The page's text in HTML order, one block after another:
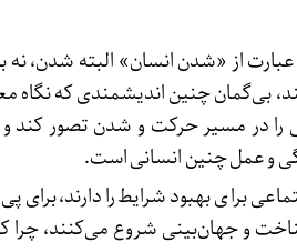
عبارت از «شدن انسان» البته شدن، نه
بی‌گمان چنین اندیشمندی که نگاه
را در مسیر حرکت و شدن تصور کند
و عمل چنین انسانی است.
برا ی بهبود شرایط را دارند، برای
و جهان‌بینی شروع می‌کنند، چرا